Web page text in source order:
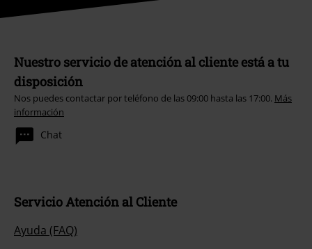
Nuestro servicio de atención al cliente está a tu
disposición
Nos puedes contactar por teléfono de las 09:00 hasta las 17:00. Más
información
Chat
Servicio Atención al Cliente
Ayuda (FAQ)